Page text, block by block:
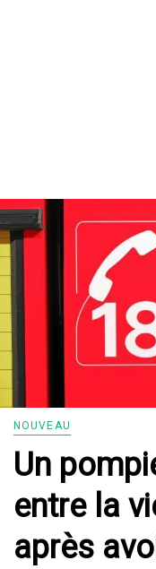
NOUVEAU
Un
entre la
après